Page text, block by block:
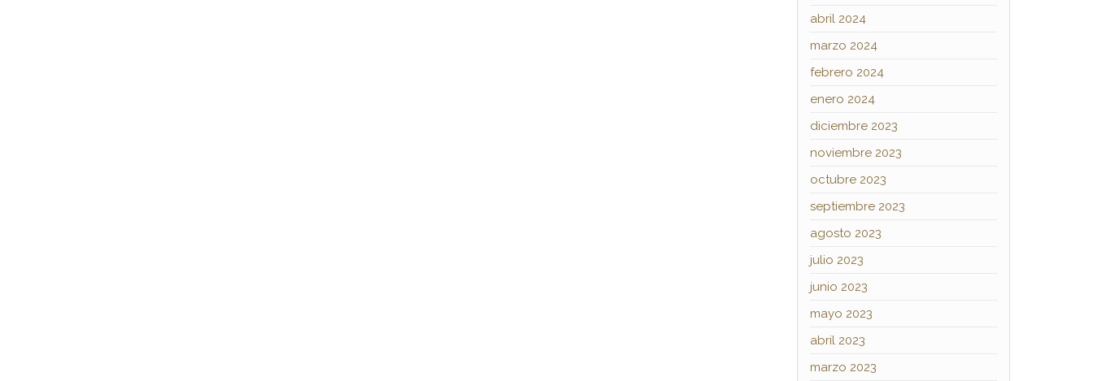
abril 2024
marzo 2024
febrero 2024
enero 2024
diciembre 2023
noviembre 2023
octubre 2023
septiembre 2023
agosto 2023
julio 2023
junio 2023
mayo 2023
abril 2023
marzo 2023